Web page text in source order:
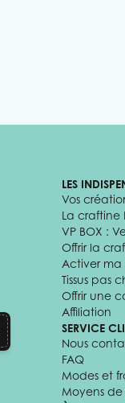
LES
Vos
La craftine
VP BOX :
Offrir la
Activer
Tissus pas
Offrir une
Affiliation
SERVICE
Nous
FAQ
Modes et
Moyens